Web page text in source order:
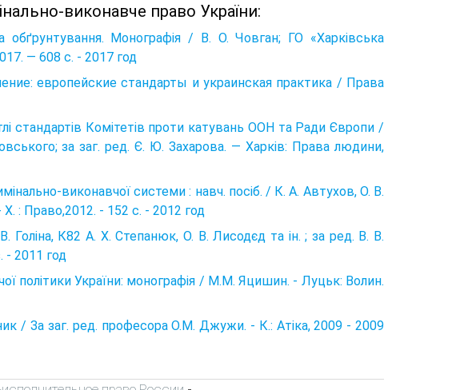
виконавче право України:
Монографія / В. О. Човган; ГО «Харківська
— 608 с. - 2017 год
европейские стандарты и украинская практика / Права
стандар­тів Комітетів проти катувань ООН та Ради Європи /
за заг. ред. Є. Ю. Захаро­ва. — Харків: Права людини,
виконав­чої системи : навч. посіб. / К. А. Автухов, О. В.
: Право,2012. - 152 с. - 2012 год
Голіна, К82 А. Х. Степанюк, О. В. Лисодєд та ін. ; за ред. В. В.
- 2011 год
політики України: монографія / М.М. Яцишин. - Луцьк: Волин.
/ За заг. ред. професора О.М. Джужи. - К.: Атіка, 2009 - 2009